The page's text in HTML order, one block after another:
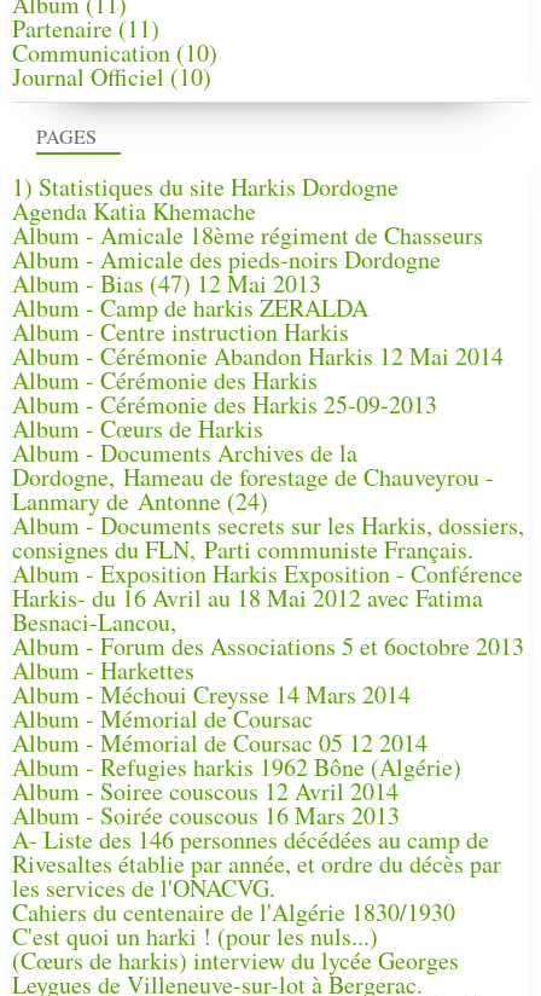
PAGES
1) Statistiques du site Harkis Dordogne
Agenda Katia Khemache
Album - Amicale 18ème régiment de Chasseurs
Album - Amicale des pieds-noirs Dordogne
Album - Bias (47) 12 Mai 2013
Album - Camp de harkis ZERALDA
Album - Centre instruction Harkis
Album - Cérémonie Abandon Harkis 12 Mai 2014
Album - Cérémonie des Harkis
Album - Cérémonie des Harkis 25-09-2013
Album - Cœurs de Harkis
Album - Documents Archives de la
Dordogne, Hameau de forestage de Chauveyrou -
Lanmary de Antonne (24)
Album - Documents secrets sur les Harkis, dossiers,
consignes du FLN, Parti communiste Français.
Album - Exposition Harkis Exposition - Conférence
Harkis- du 16 Avril au 18 Mai 2012 avec Fatima
Besnaci-Lancou,
Album - Forum des Associations 5 et 6octobre 2013
Album - Harkettes
Album - Méchoui Creysse 14 Mars 2014
Album - Mémorial de Coursac
Album - Mémorial de Coursac 05 12 2014
Album - Refugies harkis 1962 Bône (Algérie)
Album - Soiree couscous 12 Avril 2014
Album - Soirée couscous 16 Mars 2013
A- Liste des 146 personnes décédées au camp de
Rivesaltes établie par année, et ordre du décès par
les services de l'ONACVG.
Cahiers du centenaire de l'Algérie 1830/1930
C'est quoi un harki ! (pour les nuls...)
(Cœurs de harkis) interview du lycée Georges
Leygues de Villeneuve-sur-lot à Bergerac.
Partenaire(11)
Communication (10)
Journal Officiel (10)